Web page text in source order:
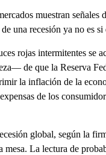
muestran señales
una recesión ya no es
rojas intermitentes se
de que la Reserva
la inflación de la
de los
global, según la
La lectura de